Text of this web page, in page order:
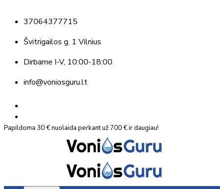
37064377715
Švitrigailos g. 1 Vilnius
Dirbame I-V, 10:00-18:00
info@voniosguru.lt
Papildoma 30 € nuolaida perkant už 700 € ir daugiau!